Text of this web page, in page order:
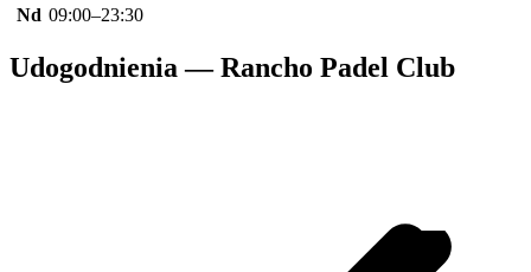
Nd 09:00–23:30
Udogodnienia — Rancho Padel Club